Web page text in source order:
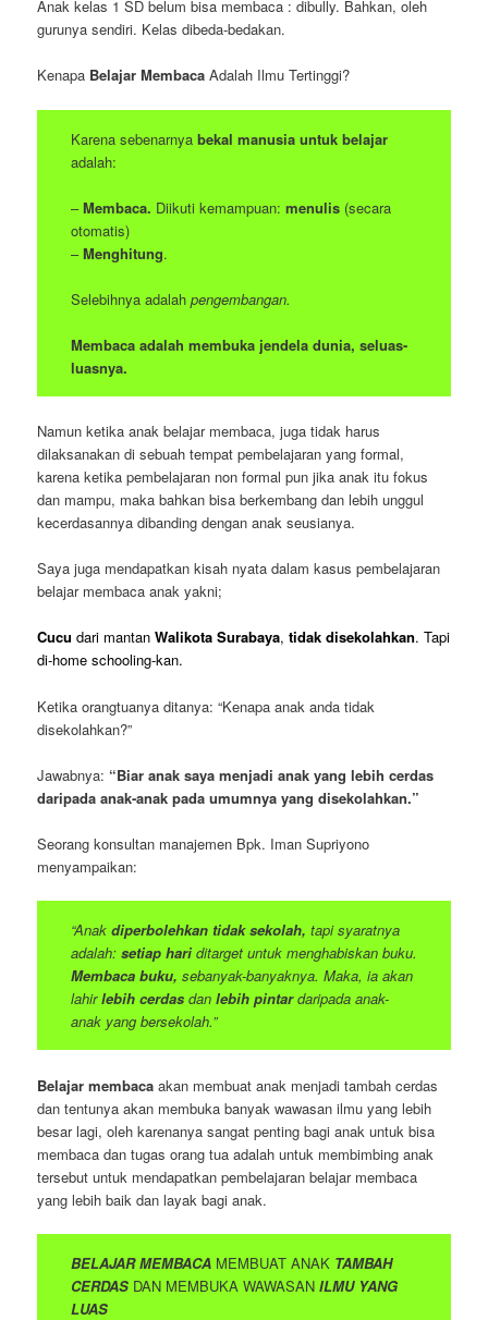
Anak kelas 1 SD belum bisa membaca : dibully. Bahkan, oleh
gurunya sendiri. Kelas dibeda-bedakan.
Kenapa Belajar Membaca Adalah Ilmu Tertinggi?
Karena sebenarnya bekal manusia untuk belajar
adalah:
–Membaca. Diikuti kemampuan: menulis(secara
otomatis)
–Menghitung.
Selebihnya adalahpengembangan.
Membaca adalah membuka jendela dunia, seluas-
luasnya.
Namun ketika anak belajar membaca, juga tidak harus
dilaksanakan di sebuah tempat pembelajaran yang formal,
karena ketika pembelajaran non formal pun jika anak itu fokus
dan mampu, maka bahkan bisa berkembang dan lebih unggul
kecerdasannya dibanding dengan anak seusianya.
Saya juga mendapatkan kisah nyata dalam kasus pembelajaran
belajar membaca anak yakni;
Cucu dari mantanWalikota Surabaya,tidak disekolahkan. Tapi
di-home schooling-kan.
Ketika orangtuanya ditanya: “Kenapa anak anda tidak
disekolahkan?”
Jawabnya: “Biar anak saya menjadi anak yang lebih cerdas
daripada anak-anak pada umumnya yang disekolahkan.”
Seorang konsultan manajemen Bpk. Iman Supriyono
menyampaikan:
“Anakdiperbolehkan tidak sekolah, tapi syaratnya
adalah: setiap hari ditarget untuk menghabiskan buku.
Membaca buku, sebanyak-banyaknya. Maka, ia akan
lahirlebih cerdasdan lebih pintardaripada anak-
anak yang bersekolah.”
Belajar membaca akan membuat anak menjadi tambah cerdas
dan tentunya akan membuka banyak wawasan ilmu yang lebih
besar lagi, oleh karenanya sangat penting bagi anak untuk bisa
membaca dan tugas orang tua adalah untuk membimbing anak
tersebut untuk mendapatkan pembelajaran belajar membaca
yang lebih baik dan layak bagi anak.
BELAJAR MEMBACAMEMBUAT ANAK TAMBAH
CERDASDAN MEMBUKA WAWASAN ILMU YANG
LUAS